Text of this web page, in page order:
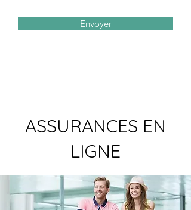
Envoyer
ASSURANCES EN
LIGNE